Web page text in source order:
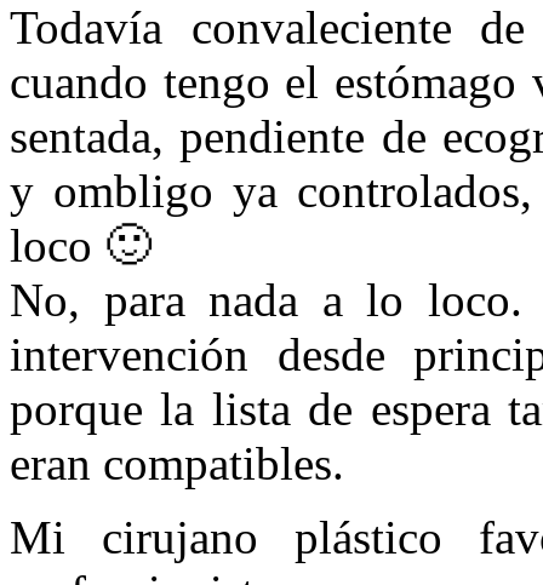
Todavía convaleciente
cuando tengo el
sentada, pendiente de
y ombligo ya
loco 🙂
No, para nada a lo loco.
intervención desde
porque la lista de espera
eran compatibles.
Mi cirujano plástico